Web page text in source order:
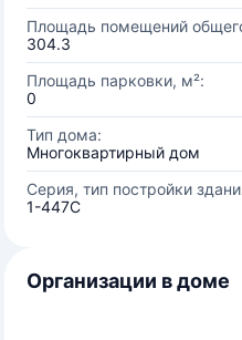
Площадь помещений
304.3
Площадь парковки, м²:
0
Тип дома:
Многоквартирный дом
Серия, тип постройки
1-447С
Организации в доме